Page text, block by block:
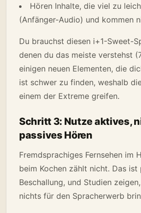
Hören Inhalte, die viel zu
(Anfänger-Audio) und kommen
Du brauchst diesen i+1-Sweet-
denen du das meiste verstehst
einigen neuen Elementen, die
ist schwer zu finden, weshalb
einem der Extreme greifen.
Schritt 3: Nutze aktives,
passives Hören
Fremdsprachiges Fernsehen im
beim Kochen zählt nicht. Das ist
Beschallung, und Studien
nichts für den Spracherwerb